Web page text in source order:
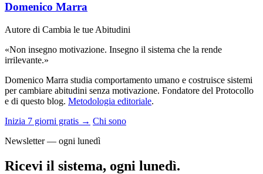
Domenico Marra
Autore di Cambia le tue Abitudini
«Non insegno motivazione. Insegno il sistema che la rende
irrilevante.»
Domenico Marra studia comportamento umano e costruisce sistemi
per cambiare abitudini senza motivazione. Fondatore del Protocollo
e di questo blog. Metodologia editoriale.
Inizia 7 giorni gratis → Chi sono
Newsletter — ogni lunedì
Ricevi il sistema, ogni lunedì.